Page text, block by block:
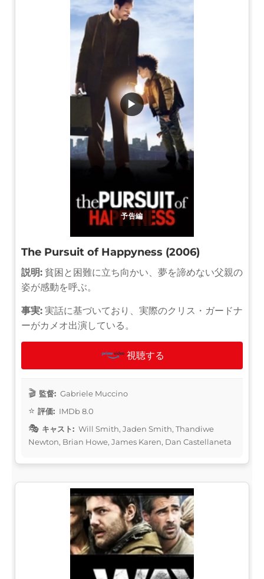
予告編
▶
The Pursuit of Happyness (2006)
説明: 貧困と困難に立ち向かい、夢を諦めない父親の
姿が感動を呼ぶ。
事実: 実話に基づいており、実際のクリス・ガードナ
ーがカメオ出演している。
視聴する
監督: Gabriele Muccino
評価: IMDb 8.0
キャスト: Will Smith, Jaden Smith, Thandiwe
Newton, Brian Howe, James Karen, Dan Castellaneta